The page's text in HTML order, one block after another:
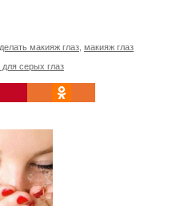
макияж глаз макияж глаз
серых глаз